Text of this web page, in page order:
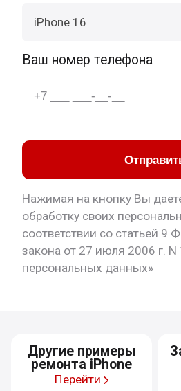
iPhone 16
Ваш номер телефона
Нажимая на кнопку Вы
обработку своих
соответствии со статьей 9
закона от 27 июля 2006 г.
персональных данных»
Другие примеры
ремонта iPhone
Перейти